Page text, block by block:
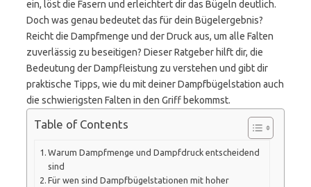
ein, löst die Fasern und erleichtert dir das Bügeln deutlich.
Doch was genau bedeutet das für dein Bügelergebnis?
Reicht die Dampfmenge und der Druck aus, um alle Falten
zuverlässig zu beseitigen? Dieser Ratgeber hilft dir, die
Bedeutung der Dampfleistung zu verstehen und gibt dir
praktische Tipps, wie du mit deiner Dampfbügelstation auch
die schwierigsten Falten in den Griff bekommst.
Table of Contents
Warum Dampfmenge und Dampfdruck entscheidend
sind
Für wen sind Dampfbügelstationen mit hoher